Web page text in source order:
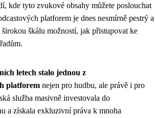
kde tyto zvukové obsahy můžete poslouchat
platforem je dnes nesmírně pestrý a
škálu možností, jak přistupovat ke
letech stalo jednou z
platforem nejen pro hudbu, ale právě i pro
služba masivně investovala do
a získala exkluzivní práva k mnoha